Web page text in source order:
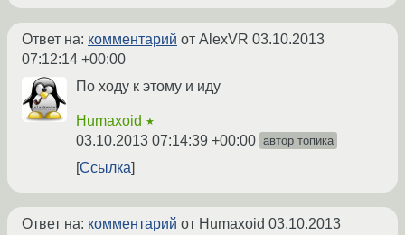
Ответ на: комментарий от AlexVR 03.10.2013
07:12:14 +00:00
По ходу к этому и иду
Humaxoid ★
03.10.2013 07:14:39 +00:00 автор топика
Ссылка
Ответ на: комментарий от Humaxoid 03.10.2013